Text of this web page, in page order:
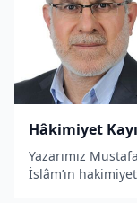
Hâkimiyet
Yazarımız
İslâm’ın